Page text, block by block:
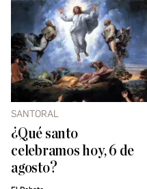
SANTORAL
¿Qué santo
celebramos hoy, 6 de
agosto?